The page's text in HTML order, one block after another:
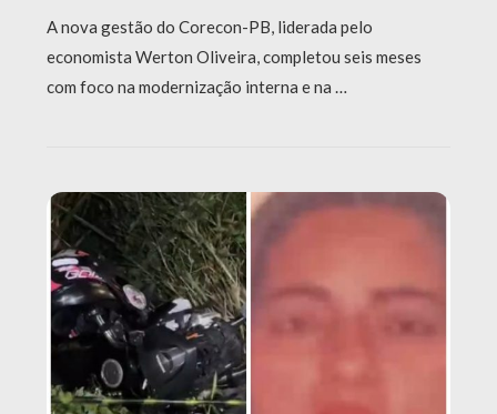
A nova gestão do Corecon-PB, liderada pelo
economista Werton Oliveira, completou seis meses
com foco na modernização interna e na …